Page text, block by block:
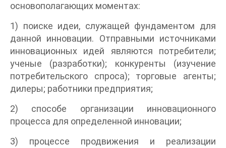
основополагающих моментах:
1) поиске идеи, служащей фундаментом для
данной инновации. Отправными источниками
инновационных идей являются потребители;
ученые (разработки); конкуренты (изучение
потребительского спроса); торговые агенты;
дилеры; работники предприятия;
2) способе организации инновационного
процесса для определенной инновации;
3) процессе продвижения и реализации